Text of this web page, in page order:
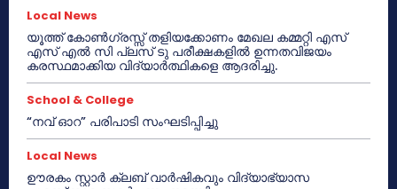
Local News
യൂത്ത് കോൺഗ്രസ്സ് തളിയക്കോണം മേഖല കമ്മറ്റി എസ്
എസ് എൽ സി പ്ലസ് ടു പരീക്ഷകളിൽ ഉന്നതവിജയം
കരസ്ഥമാക്കിയ വിദ്യാർത്ഥികളെ ആദരിച്ചു.
School & College
“നവ് ഓറ” പരിപാടി സംഘടിപ്പിച്ചു
Local News
ഊരകം സ്റ്റാർ ക്ലബ് വാർഷികവും വിദ്യാഭ്യാസ